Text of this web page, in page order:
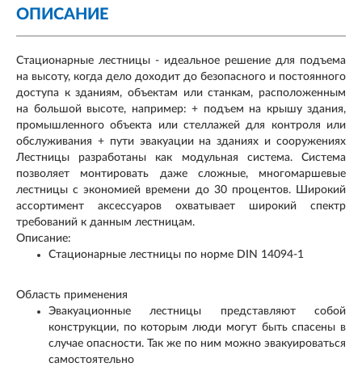
ОПИСАНИЕ
Стационарные лестницы - идеальное решение для подъема
на высоту, когда дело доходит до безопасного и постоянного
доступа к зданиям, объектам или станкам, расположенным
на большой высоте, например: + подъем на крышу здания,
промышленного объекта или стеллажей для контроля или
обслуживания + пути эвакуации на зданиях и сооружениях
Лестницы разработаны как модульная система. Система
позволяет монтировать даже сложные, многомаршевые
лестницы с экономией времени до 30 процентов. Широкий
ассортимент аксессуаров охватывает широкий спектр
требований к данным лестницам.
Описание:
Стационарные лестницы по норме DIN 14094-1
Область применения
Эвакуационные лестницы представляют собой
конструкции, по которым люди могут быть спасены в
случае опасности. Так же по ним можно эвакуироваться
самостоятельно